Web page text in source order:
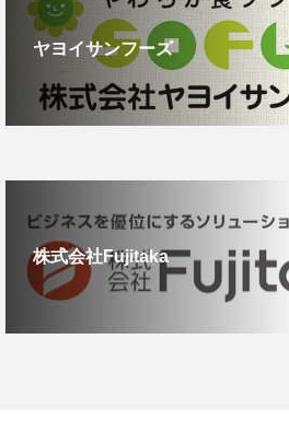
ヤヨイサンフーズ
株式会社Fujitaka